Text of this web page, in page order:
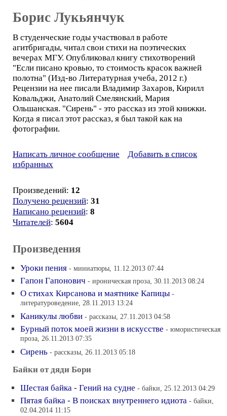
Борис Лукьянчук
В студенческие годы участвовал в работе
агитбригады, читал свои стихи на поэтических
вечерах МГУ. Опубликовал книгу стихотворений
"Если писано кровью, то стоимость красок важней
полотна" (Изд-во Литературная учеба, 2012 г.)
Рецензии на нее писали Владимир Захаров, Кирилл
Ковальджи, Анатолий Смелянский, Мария
Ольшанская. "Сирень" - это рассказ из этой книжки.
Когда я писал этот рассказ, я был такой как на
фотографии.
Написать личное сообщение
Добавить в список
избранных
Произведений: 12
Получено рецензий: 31
Написано рецензий: 8
Читателей: 5604
Произведения
Уроки пения - миниатюры, 11.12.2013 07:44
Гапон Гапонович - ироническая проза, 30.11.2013 08:24
О стихах Кирсанова и маятнике Капицы -
литературоведение, 28.11.2013 13:24
Каникулы любви - рассказы, 27.11.2013 04:58
Бурный поток моей жизни в искусстве - юмористическая
проза, 26.11.2013 07:35
Сирень - рассказы, 26.11.2013 05:18
Байки от дяди Бори
Шестая байка - Гений на судне - байки, 25.12.2013 04:29
Пятая байка - В поисках внутреннего идиота - байки,
02.04.2014 11:15